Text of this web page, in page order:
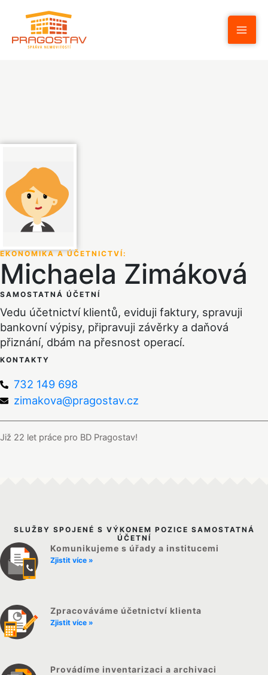
obsah
Michaela Zimáková
EKONOMIKA A ÚČETNICTVÍ:
SAMOSTATNÁ ÚČETNÍ
Vedu účetnictví klientů, eviduji faktury, spravuji
bankovní výpisy, připravuji závěrky a daňová
přiznání, dbám na přesnost operací.
KONTAKTY
732 149 698
zimakova@pragostav.cz
Již 22 let práce pro BD Pragostav!
SLUŽBY SPOJENÉ S VÝKONEM POZICE SAMOSTATNÁ
ÚČETNÍ
Komunikujeme s úřady a institucemi
Zjistit více »
Zpracováváme účetnictví klienta
Zjistit více »
Provádíme inventarizaci a archivaci